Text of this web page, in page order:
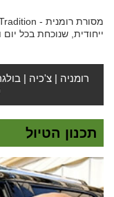
ייחודית, שנוכחת בכל
רומניה | צ'כיה |
תכנון הטיול